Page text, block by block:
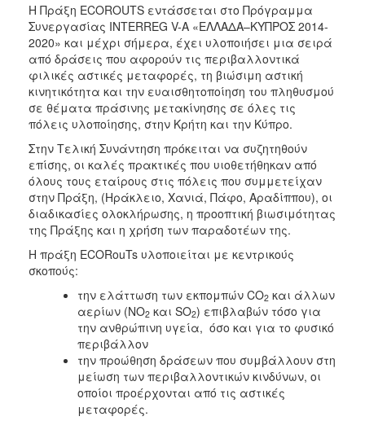
ΠΟΛΙΤΙΣΜΟΣ
ΑΝΘΕΚΤΙΚΗ
ΠΟΛΗ
Η Πράξη ECOROUTS εντάσσεται στο Πρόγραμμα
Συνεργασίας INTERREG V-A «ΕΛΛΑΔΑ–ΚΥΠΡΟΣ 2014-
2020» και μέχρι σήμερα, έχει υλοποιήσει μια σειρά
από δράσεις που αφορούν τις περιβαλλοντικά
φιλικές αστικές μεταφορές, τη βιώσιμη αστική
κινητικότητα και την ευαισθητοποίηση του πληθυσμού
σε θέματα πράσινης μετακίνησης σε όλες τις
πόλεις υλοποίησης, στην Κρήτη και την Κύπρο.
Στην Τελική Συνάντηση πρόκειται να συζητηθούν
επίσης, οι καλές πρακτικές που υιοθετήθηκαν από
όλους τους εταίρους στις πόλεις που συμμετείχαν
στην Πράξη, (Ηράκλειο, Χανιά, Πάφο, Αραδίππου), οι
διαδικασίες ολοκλήρωσης, η προοπτική βιωσιμότητας
της Πράξης και η χρήση των παραδοτέων της.
Η πράξη ECORouTs υλοποιείται με κεντρικούς
σκοπούς:
την ελάττωση των εκπομπών CO2 και άλλων
αερίων (ΝΟ2 και SO2) επιβλαβών τόσο για
την ανθρώπινη υγεία, όσο και για το φυσικό
περιβάλλον
την προώθηση δράσεων που συμβάλλουν στη
μείωση των περιβαλλοντικών κινδύνων, οι
οποίοι προέρχονται από τις αστικές
μεταφορές.